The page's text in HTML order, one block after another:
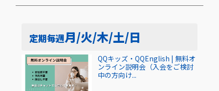
定期毎週月/火/木/土/日
QQキッズ・QQEnglish | 無料オ
ンライン説明会（入会をご検討
中の方向け...